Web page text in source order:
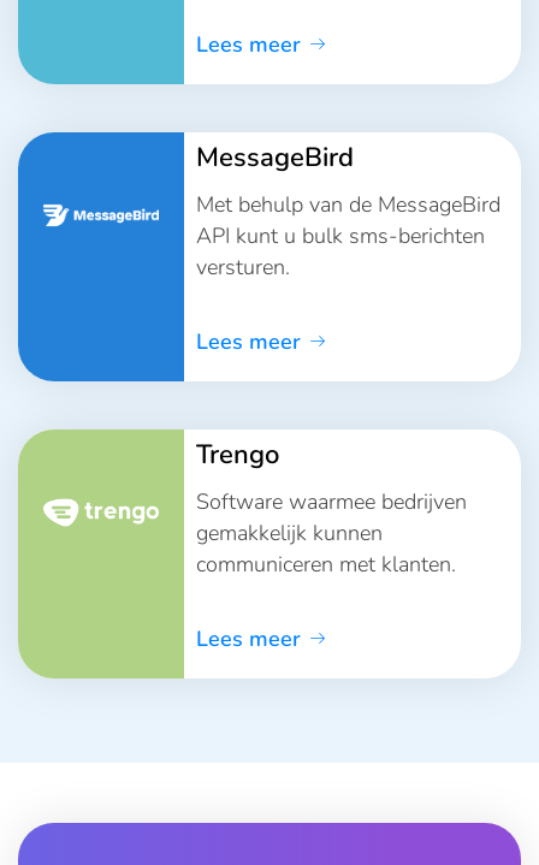
Lees meer
MessageBird
Met behulp van de MessageBird
API kunt u bulk sms-berichten
versturen.
Lees meer
Trengo
Software waarmee bedrijven
gemakkelijk kunnen
communiceren met klanten.
Lees meer